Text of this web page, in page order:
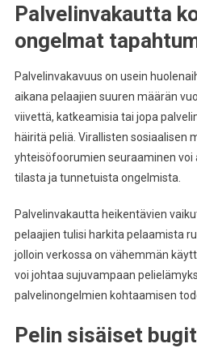
Palvelinvakautta
ongelmat
Palvelinvakavuus on usein
aikana pelaajien suuren määrän
viivettä, katkeamisia tai jopa
häiritä peliä. Virallisten sosiaalisen
yhteisöfoorumien seuraaminen voi
tilasta ja tunnetuista ongelmista.
Palvelinvakautta heikentävien
pelaajien tulisi harkita pelaamista
jolloin verkossa on vähemmän
voi johtaa sujuvampaan
palvelinongelmien kohtaamisen
Pelin sisäiset